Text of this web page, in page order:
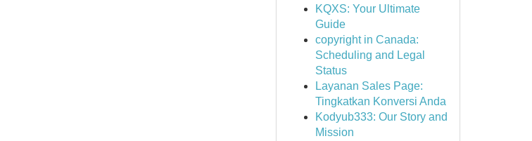
KQXS: Your Ultimate
Guide
copyright in Canada:
Scheduling and Legal
Status
Layanan Sales Page:
Tingkatkan Konversi Anda
Kodyub333: Our Story and
Mission